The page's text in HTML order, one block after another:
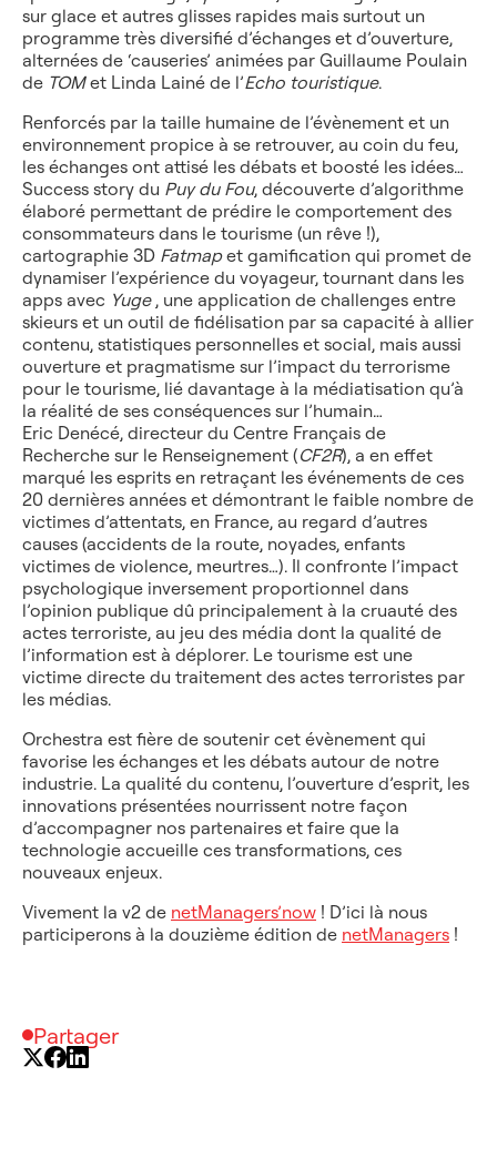
Partager
sur glace et autres glisses rapides mais surtout un
programme très diversifié d’échanges et d’ouverture,
alternées de ‘causeries’ animées par Guillaume Poulain
de TOMet Linda Lainé de l’Echo touristique.
Renforcés par la taille humaine de l’évènement et un
environnement propice à se retrouver, au coin du feu,
les échanges ont attisé les débats et boosté les idées…
Success story du Puy du Fou, découverte d’algorithme
élaboré permettant de prédire le comportement des
consommateurs dans le tourisme (un rêve !),
cartographie 3D Fatmapet gamification qui promet de
dynamiser l’expérience du voyageur, tournant dans les
apps avec Yuge, une application de challenges entre
skieurs et un outil de fidélisation par sa capacité à allier
contenu, statistiques personnelles et social, mais aussi
ouverture et pragmatisme sur l’impact du terrorisme
pour le tourisme, lié davantage à la médiatisation qu’à
la réalité de ses conséquences sur l’humain…
Eric Denécé, directeur du Centre Français de
Recherche sur le Renseignement (CF2R), a en effet
marqué les esprits en retraçant les événements de ces
20 dernières années et démontrant le faible nombre de
victimes d’attentats, en France, au regard d’autres
causes (accidents de la route, noyades, enfants
victimes de violence, meurtres…). Il confronte l’impact
psychologique inversement proportionnel dans
l’opinion publique dû principalement à la cruauté des
actes terroriste, au jeu des média dont la qualité de
l’information est à déplorer. Le tourisme est une
victime directe du traitement des actes terroristes par
les médias.
Orchestra est fière de soutenir cet évènement qui
favorise les échanges et les débats autour de notre
industrie. La qualité du contenu, l’ouverture d’esprit, les
innovations présentées nourrissent notre façon
d’accompagner nos partenaires et faire que la
technologie accueille ces transformations, ces
nouveaux enjeux.
Vivement la v2 de netManagers’now ! D’ici là nous
participerons à la douzième édition de netManagers !